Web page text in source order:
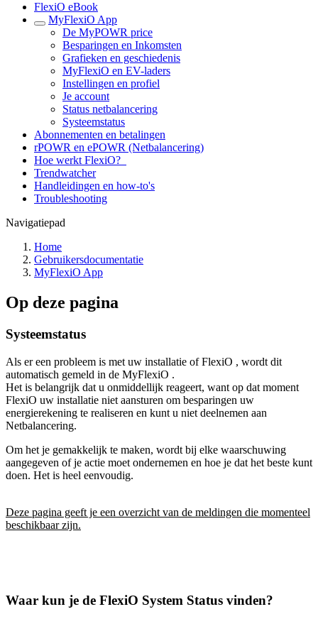
FlexiO eBook
MyFlexiO App
De MyPOWR price
Besparingen en Inkomsten
Grafieken en geschiedenis
MyFlexiO en EV-laders
Instellingen en profiel
Je account
Status netbalancering
Systeemstatus
Abonnementen en betalingen
rPOWR en ePOWR (Netbalancering)
Hoe werkt FlexiO?
Trendwatcher
Handleidingen en how-to's
Troubleshooting
Navigatiepad
Home
Gebruikersdocumentatie
MyFlexiO App
Op deze pagina
Systeemstatus
Als er een probleem is met uw installatie of FlexiO , wordt dit
automatisch gemeld in de MyFlexiO .
Het is belangrijk dat u onmiddellijk reageert, want op dat moment
FlexiO uw installatie niet aansturen om besparingen uw
energierekening te realiseren en kunt u niet deelnemen aan
Netbalancering.
Om het je gemakkelijk te maken, wordt bij elke waarschuwing
aangegeven of je actie moet ondernemen en hoe je dat het beste kunt
doen. Het is heel eenvoudig.
Deze pagina geeft je een overzicht van de meldingen die momenteel
beschikbaar zijn.
Waar kun je de FlexiO System Status vinden?